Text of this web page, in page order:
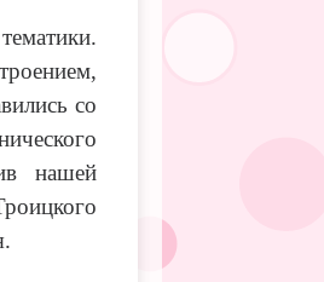
со
нашей